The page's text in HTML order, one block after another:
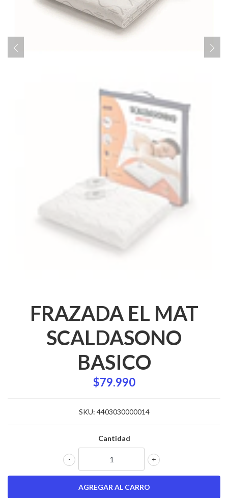
FRAZADA EL MAT
SCALDASONO
BASICO
$79.990
SKU: 4403030000014
Cantidad
+
-